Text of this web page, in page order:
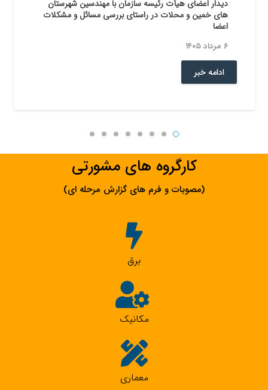
دیدار اعضای هیأت رئیسه سازمان با مهندسین شهرستان
های خمین و محلات در راستای بررسی مسائل و مشکلات
اعضا
۶ مرداد ۱۴۰۵
ادامه خبر
کارگروه های مشورتی
(مصوبات و فرم های گزارش مرحله ای)
برق
مکانیک
معماری